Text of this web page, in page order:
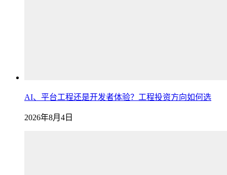
AI、平台工程还是开发者体验？工程投资方向如何选
2026年8月4日